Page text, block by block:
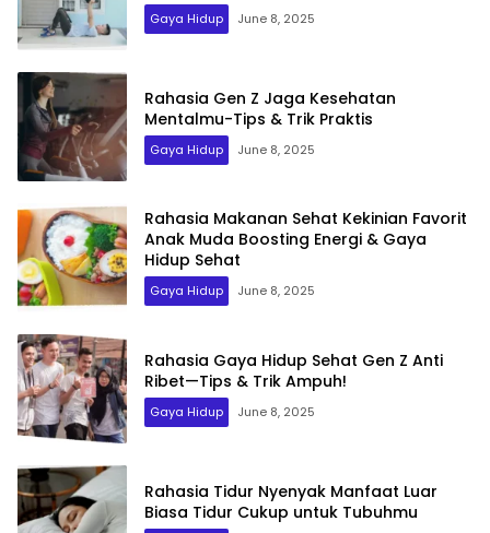
Gaya Hidup June 8, 2025
Rahasia Gen Z Jaga Kesehatan
Mentalmu-Tips & Trik Praktis
Gaya Hidup June 8, 2025
Rahasia Makanan Sehat Kekinian Favorit
Anak Muda Boosting Energi & Gaya
Hidup Sehat
Gaya Hidup June 8, 2025
Rahasia Gaya Hidup Sehat Gen Z Anti
Ribet—Tips & Trik Ampuh!
Gaya Hidup June 8, 2025
Rahasia Tidur Nyenyak Manfaat Luar
Biasa Tidur Cukup untuk Tubuhmu